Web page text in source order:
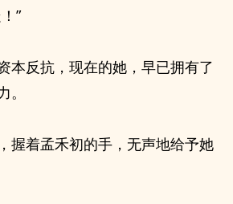
”
本反抗，现在的她，早已拥有了
握着孟禾初的手，无声地给予她